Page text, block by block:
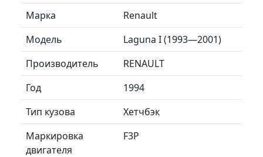
Марка
Renault
Модель
Laguna I (1993—2001)
Производитель
RENAULT
Год
1994
Тип кузова
Хетчбэк
Маркировка
двигателя
F3P